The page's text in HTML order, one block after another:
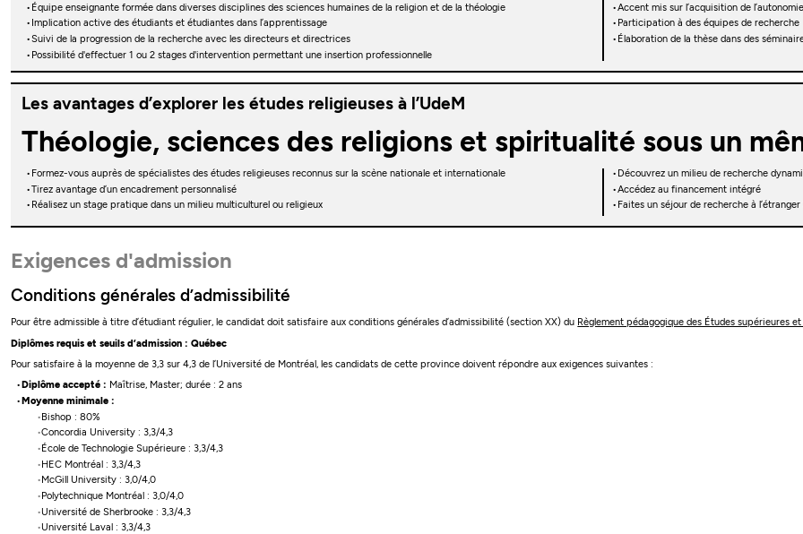
Équipe enseignante formée dans diverses disciplines des sciences humaines de la religion et de la théologie
Accent mis sur l’acquisition de
Implication active des étudiants et étudiantes dans l’apprentissage
Participation à des équipes de recherche
Suivi de la progression de la recherche avec les directeurs et directrices
Élaboration de la thèse dans des
Possibilité d'effectuer 1 ou 2 stages d'intervention permettant une insertion professionnelle
Les avantages d’explorer les études religieuses à l’UdeM
Théologie, sciences des religions et spiritualité sous un
Formez-vous auprès de spécialistes des études religieuses reconnus sur la scène nationale et internationale
Découvrez un milieu de recherche
Tirez avantage d’un encadrement personnalisé
Accédez au financement intégré
Réalisez un stage pratique dans un milieu multiculturel ou religieux
Faites un séjour de recherche à
Exigences d'admission
Conditions générales d’admissibilité
Pour être admissible à titre d’étudiant régulier, le candidat doit satisfaire aux conditions générales d’admissibilité (section XX) du Règlement pédagogique des Études supérieures
Diplômes requis et seuils d’admission : Québec
Pour satisfaire à la moyenne de 3,3 sur 4,3 de l’Université de Montréal, les candidats de cette province doivent répondre aux exigences suivantes :
Diplôme accepté : Maîtrise, Master; durée : 2 ans
Moyenne minimale :
Bishop : 80%
Concordia University : 3,3/4,3
École de Technologie Supérieure : 3,3/4,3
HEC Montréal : 3,3/4,3
McGill University : 3,0/4,0
Polytechnique Montréal : 3,0/4,0
Université de Sherbrooke : 3,3/4,3
Université Laval : 3,3/4,3